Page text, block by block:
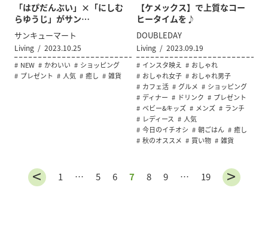
「はぴだんぶい」×「にしむ
らゆうじ」がサン…
サンキューマート
Living 2023.10.25
NEW かわいい
ショッピング
プレゼント
人気 癒し 雑貨
【ケメックス】で上質なコー
ヒータイムを♪
DOUBLEDAY
Living 2023.09.19
インスタ映え
おしゃれ
おしゃれ女子
おしゃれ男子
カフェ活
グルメ
ショッピング
ディナー
ドリンク
プレゼント
ベビー&キッズ
メンズ
ランチ
レディース
人気
今日のイチオシ
朝ごはん
癒し
秋のオススメ
買い物 雑貨
1 … 5 6 7 8 9 … 19